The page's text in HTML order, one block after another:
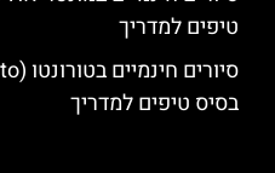
טיפים למדריך
בסיס טיפים למדריך